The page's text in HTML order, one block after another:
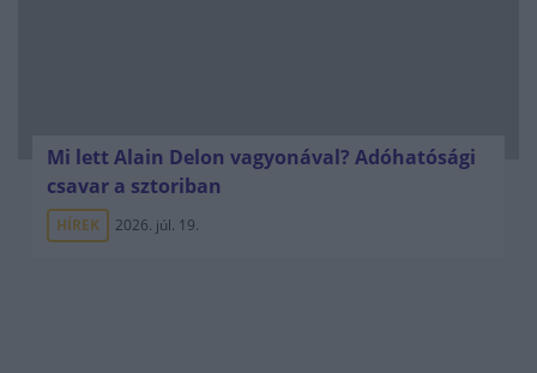
Mi lett Alain Delon vagyonával? Adóhatósági
csavar a sztoriban
HÍREK 2026. júl. 19.